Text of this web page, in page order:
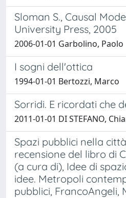
Sloman S., Causal
University Press, 2005
2006-01-01 Garbolino, Paolo
I sogni dell'ottica
1994-01-01 Bertozzi, Marco
Sorridi. E ricordati che
2011-01-01 DI STEFANO,
Spazi pubblici nella
recensione del libro di
(a cura di), Idee di
idee. Metropoli
pubblici, FrancoAngeli,